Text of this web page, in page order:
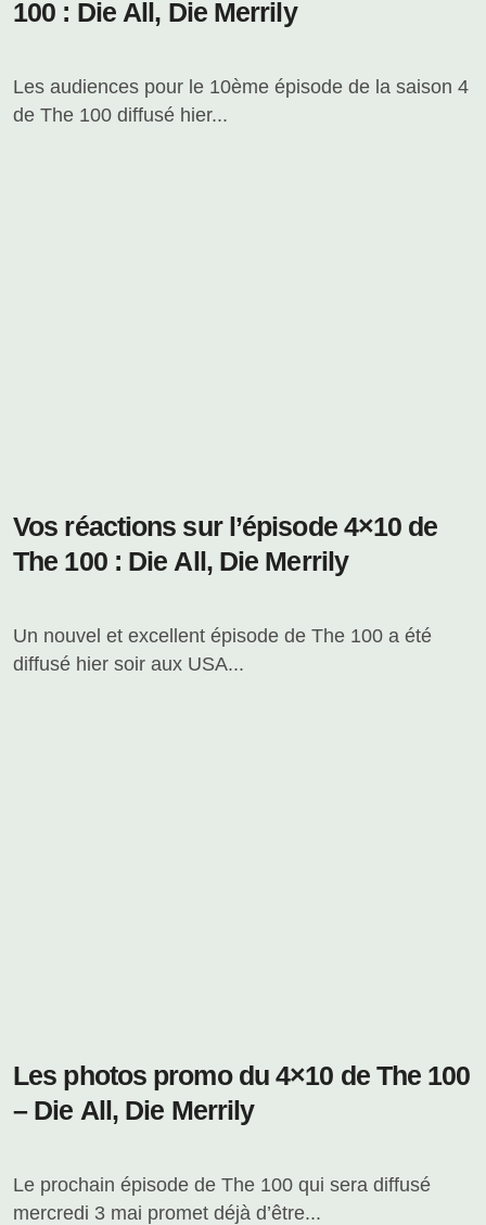
100 : Die All, Die Merrily
Les audiences pour le 10ème épisode de la saison 4
de The 100 diffusé hier...
Vos réactions sur l’épisode 4×10 de
The 100 : Die All, Die Merrily
Un nouvel et excellent épisode de The 100 a été
diffusé hier soir aux USA...
Les photos promo du 4×10 de The 100
– Die All, Die Merrily
Le prochain épisode de The 100 qui sera diffusé
mercredi 3 mai promet déjà d’être...